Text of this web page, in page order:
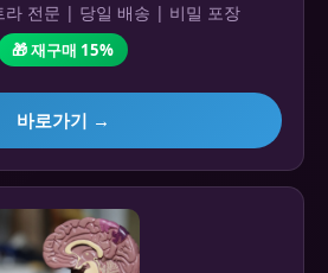
라 전문 | 당일 배송 | 비밀 포장
🎁 재구매 15%
바로가기 →